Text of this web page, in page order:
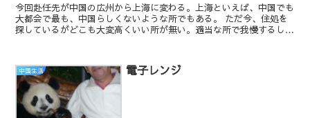
今回赴任先が中国の広州から上海に変わる。上海といえば、中国でも
大都会で最も、中国らしくないような所でもある。 ただ今、住処を
探しているがどこも大変高くいい所が無い。適当な所で我慢するしか
中国生活 電子レンジ